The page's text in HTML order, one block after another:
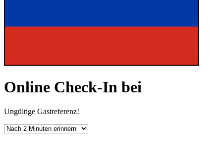
Online Check-In bei
Ungültige Gastreferenz!